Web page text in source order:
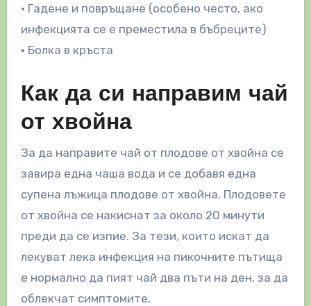
• Гадене и повръщане (особено често, ако
инфекцията се е преместила в бъбреците)
• Болка в кръста
Как да си направим чай
от хвойна
За да направите чай от плодове от хвойна се
завира една чаша вода и се добавя една
супена лъжица плодове от хвойна. Плодовете
от хвойна се накиснат за около 20 минути
преди да се изпие. За тези, които искат да
лекуват лека инфекция на пикочните пътища
е нормално да пият чай два пъти на ден, за да
облекчат симптомите.